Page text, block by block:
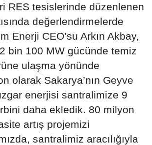
RES tesislerinde düzenlenen
değerlendirmelerde
Enerji CEO’su Arkın Akbay,
bin 100 MW gücünde temiz
ulaşma yönünde
olarak Sakarya’nın Geyve
enerjisi santralimize 9
daha ekledik. 80 milyon
artış projemizi
santralimiz aracılığıyla